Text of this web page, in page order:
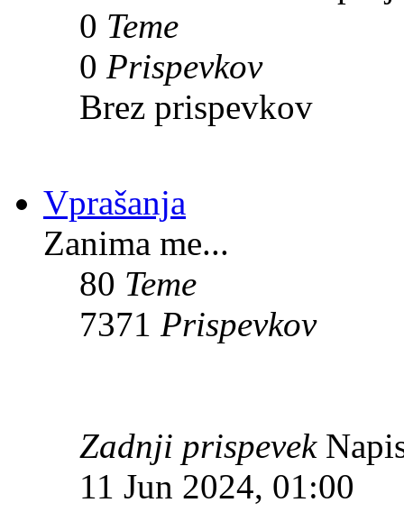
0 Teme
0 Prispevkov
Brez prispevkov
Vprašanja
Zanima me...
80 Teme
7371 Prispevkov
Zadnji prispevek
11 Jun 2024, 01:00